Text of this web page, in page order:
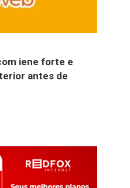
iene forte e
antes de